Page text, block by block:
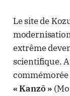
Le site de
extrême
scientifique.
« Kanzō »